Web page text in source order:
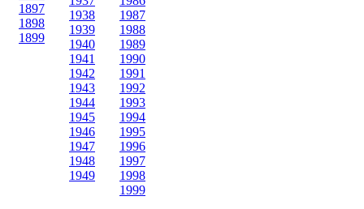
1897
1898
1899
1938
1939
1940
1941
1942
1943
1944
1945
1946
1947
1948
1949
1987
1988
1989
1990
1991
1992
1993
1994
1995
1996
1997
1998
1999